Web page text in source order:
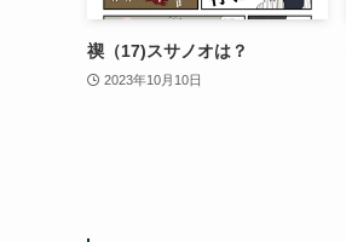
禊（17)スサノオは？
2023年10月10日